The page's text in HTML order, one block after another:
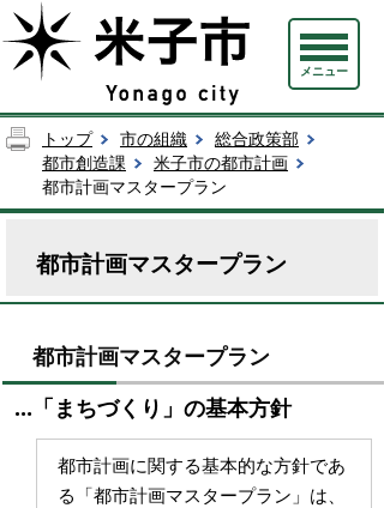
メニュー
トップ 市の組織
総合政策部
都市創造課
米子市の都市計画
都市計画マスタープラン
都市計画マスタープラン
都市計画マスタープラン
…「まちづくり」の基本方針
都市計画に関する基本的な方針であ
る「都市計画マスタープラン」は、